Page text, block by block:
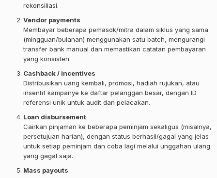
rekonsiliasi.
Vendor payments
Membayar beberapa pemasok/mitra dalam siklus yang sama
(mingguan/bulanan) menggunakan satu batch, mengurangi
transfer bank manual dan memastikan catatan pembayaran
yang konsisten.
Cashback / incentives
Distribusikan uang kembali, promosi, hadiah rujukan, atau
insentif kampanye ke daftar pelanggan besar, dengan ID
referensi unik untuk audit dan pelacakan.
Loan disbursement
Cairkan pinjaman ke beberapa peminjam sekaligus (misalnya,
persetujuan harian), dengan status berhasil/gagal yang jelas
untuk setiap peminjam dan coba lagi melalui unggahan ulang
yang gagal saja.
Mass payouts